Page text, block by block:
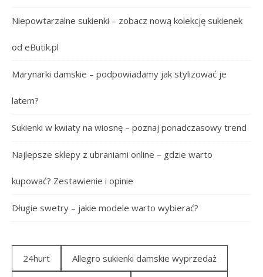
Niepowtarzalne sukienki – zobacz nową kolekcję sukienek
od eButik.pl
Marynarki damskie – podpowiadamy jak stylizować je
latem?
Sukienki w kwiaty na wiosnę – poznaj ponadczasowy trend
Najlepsze sklepy z ubraniami online – gdzie warto
kupować? Zestawienie i opinie
Długie swetry – jakie modele warto wybierać?
24hurt Allegro sukienki damskie wyprzedaż